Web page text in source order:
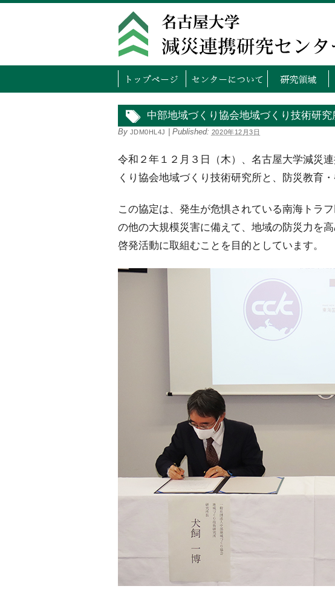
トップページ
中部地域づくり協会地域づくり技術研
By JDM0HL4J Published: 2020年12月3日
令和２年１２月３日（木）、名古屋大学減災
くり協会地域づくり技術研究所と、防災教育
この協定は、発生が危惧されている南海トラ
の他の大規模災害に備えて、地域の防災力を
啓発活動に取組むことを目的としています。